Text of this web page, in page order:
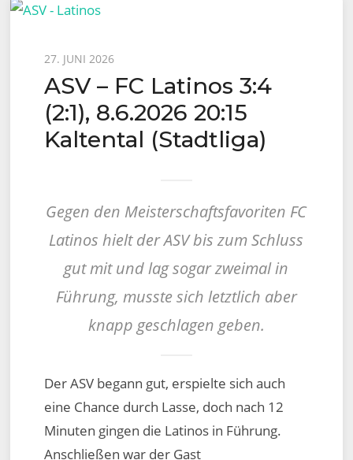
Posted
on
27. JUNI 2026
ASV – FC Latinos 3:4
(2:1), 8.6.2026 20:15
Kaltental (Stadtliga)
Gegen den Meisterschaftsfavoriten FC
Latinos hielt der ASV bis zum Schluss
gut mit und lag sogar zweimal in
Führung, musste sich letztlich aber
knapp geschlagen geben.
Der ASV begann gut, erspielte sich auch
eine Chance durch Lasse, doch nach 12
Minuten gingen die Latinos in Führung.
Anschließen war der Gast